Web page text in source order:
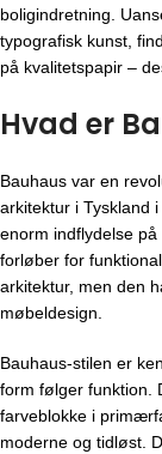
boligindretning.
typografisk kunst,
på kvalitetspapir –
Hvad er
Bauhaus var en
arkitektur i Tyskland
enorm indflydelse
forløber for
arkitektur, men den
møbeldesign.
Bauhaus-stilen er
form følger funktion.
farveblokke i
moderne og tidløst.